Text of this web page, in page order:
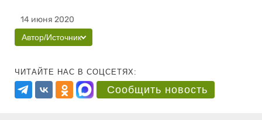
14 июня 2020
Автор/Источник
ЧИТАЙТЕ НАС В СОЦСЕТЯХ:
Сообщить новость